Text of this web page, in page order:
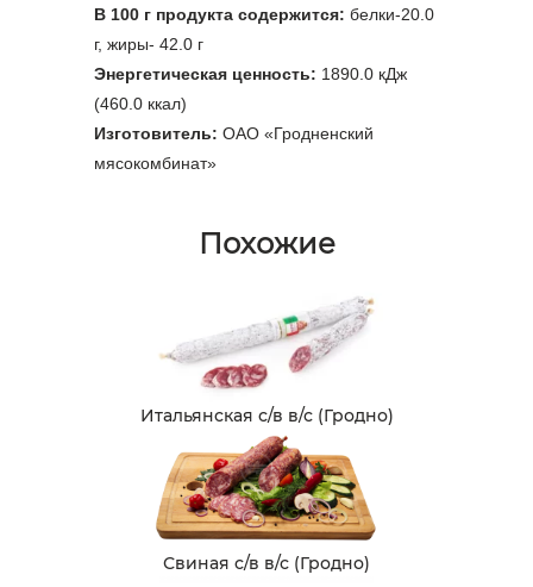
В 100 г продукта содержится: белки-20.0
г, жиры- 42.0 г
Энергетическая ценность: 1890.0 кДж
(460.0 ккал)
Изготовитель: ОАО «Гродненский
мясокомбинат»
Похожие
Итальянская с/в в/с (Гродно)
Свиная с/в в/с (Гродно)